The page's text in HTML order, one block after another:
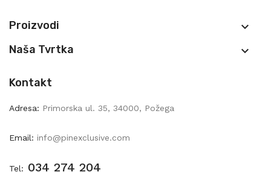
Proizvodi 
Naša Tvrtka 
Kontakt
Adresa: Primorska ul. 35, 34000, Požega
Email: info@pinexclusive.com
Tel: 034 274 204